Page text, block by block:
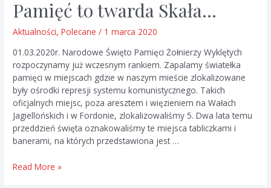
Pamięć to twarda Skała…
Aktualności,Polecane / 1 marca 2020
01.03.2020r. Narodowe Święto Pamięci Żołnierzy Wyklętych
rozpoczynamy już wczesnym rankiem. Zapalamy światełka
pamięci w miejscach gdzie w naszym mieście zlokalizowane
były ośrodki represji systemu komunistycznego. Takich
oficjalnych miejsc, poza aresztem i więzieniem na Wałach
Jagiellońskich i w Fordonie, zlokalizowaliśmy 5. Dwa lata temu
przeddzień święta oznakowaliśmy te miejsca tabliczkami i
banerami, na których przedstawiona jest …
Pamięć
Read More »